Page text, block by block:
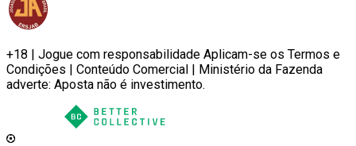
+18 | Jogue com responsabilidade Aplicam-se os Termos e
Condições | Conteúdo Comercial | Ministério da Fazenda
adverte: Aposta não é investimento.